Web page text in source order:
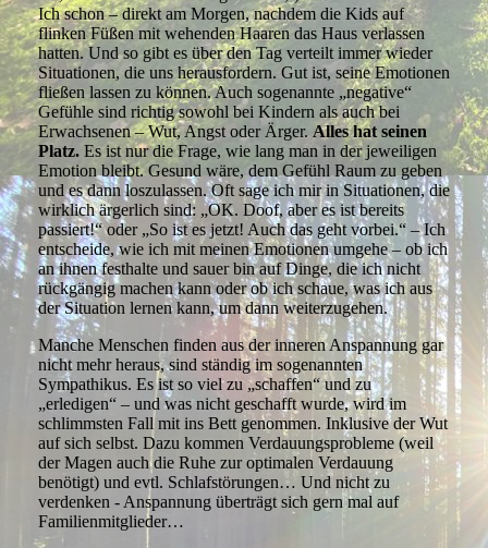
Ich schon – direkt am Morgen, nachdem die Kids auf
flinken Füßen mit wehenden Haaren das Haus verlassen
hatten. Und so gibt es über den Tag verteilt immer wieder
Situationen, die uns herausfordern. Gut ist, seine Emotionen
fließen lassen zu können. Auch sogenannte „negative“
Gefühle sind richtig sowohl bei Kindern als auch bei
Erwachsenen – Wut, Angst oder Ärger. Alles hat seinen
Platz. Es ist nur die Frage, wie lang man in der jeweiligen
Emotion bleibt. Gesund wäre, dem Gefühl Raum zu geben
und es dann loszulassen. Oft sage ich mir in Situationen, die
wirklich ärgerlich sind: „OK. Doof, aber es ist bereits
passiert!“ oder „So ist es jetzt! Auch das geht vorbei.“ – Ich
entscheide, wie ich mit meinen Emotionen umgehe – ob ich
an ihnen festhalte und sauer bin auf Dinge, die ich nicht
rückgängig machen kann oder ob ich schaue, was ich aus
der Situation lernen kann, um dann weiterzugehen.
Manche Menschen finden aus der inneren Anspannung gar
nicht mehr heraus, sind ständig im sogenannten
Sympathikus. Es ist so viel zu „schaffen“ und zu
„erledigen“ – und was nicht geschafft wurde, wird im
schlimmsten Fall mit ins Bett genommen. Inklusive der Wut
auf sich selbst. Dazu kommen Verdauungsprobleme (weil
der Magen auch die Ruhe zur optimalen Verdauung
benötigt) und evtl. Schlafstörungen… Und nicht zu
verdenken - Anspannung überträgt sich gern mal auf
Familienmitglieder…